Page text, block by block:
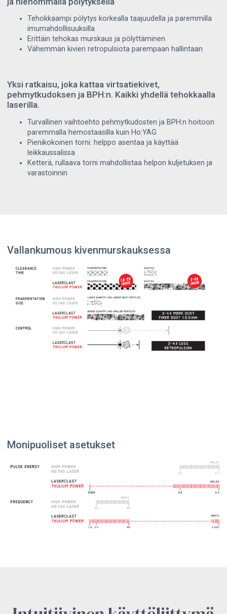
Tehokkaampi pölytys korkealla taajuudella ja paremmilla
imumahdollisuuksilla
Erittäin tehokas murskaus ja pölyttäminen
Vähemmän kivien retropulsiota parempaan hallintaan
Yksi ratkaisu, joka kattaa virtsatiekivet,
pehmytkudoksen ja BPH:n. Kaikki yhdellä tehokkaalla
laserilla.
Turvallinen vaihtoehto pehmytkudosten ja BPH:n hoitoon
paremmalla hemostaasilla kuin Ho:YAG
Pienikokoinen torni: helppo asentaa ja käyttää
leikkaussalissa
Ketterä, rullaava torni mahdollistaa helpon kuljetuksen ja
varastoinnin
Vallankumous kivenmurskauksessa
Monipuoliset asetukset